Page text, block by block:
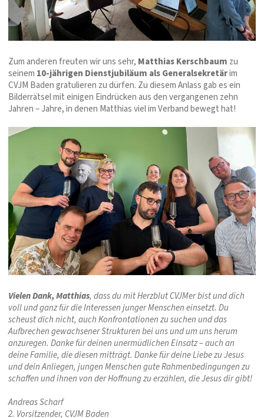
Zum anderen freuten wir uns sehr, Matthias Kerschbaum zu
seinem 10-jährigen Dienstjubiläum als Generalsekretärim
CVJM Baden gratulieren zu dürfen. Zu diesem Anlass gab es ein
Bilderrätsel mit einigen Eindrücken aus den vergangenen zehn
Jahren – Jahre, in denen Matthias viel im Verband bewegt hat!
Vielen Dank, Matthias, dass du mit Herzblut CVJMer bist und dich
voll und ganz für die Interessen junger Menschen einsetzt. Du
scheust dich nicht, auch Konfrontationen zu suchen und das
Aufbrechen gewachsener Strukturen bei uns und um uns herum
anzuregen. Danke für deinen unermüdlichen Einsatz – auch an
deine Familie, die diesen mitträgt. Danke für deine Liebe zu Jesus
und dein Anliegen, jungen Menschen gute Rahmenbedingungen zu
schaffen und ihnen von der Hoffnung zu erzählen, die Jesus dir gibt!
Andreas Scharf
2. Vorsitzender, CVJM Baden